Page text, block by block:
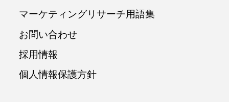
マーケティングリサーチ用語集
お問い合わせ
採用情報
個人情報保護方針